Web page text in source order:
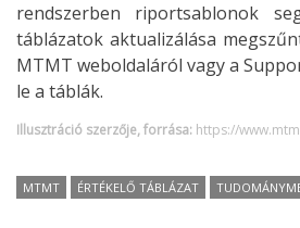
rendszerben riportsablonok
táblázatok aktualizálása
MTMT weboldaláról vagy a
le a táblák.
Illusztráció szerzője, forrása: https://
MTMT ÉRTÉKELŐ TÁBLÁZAT